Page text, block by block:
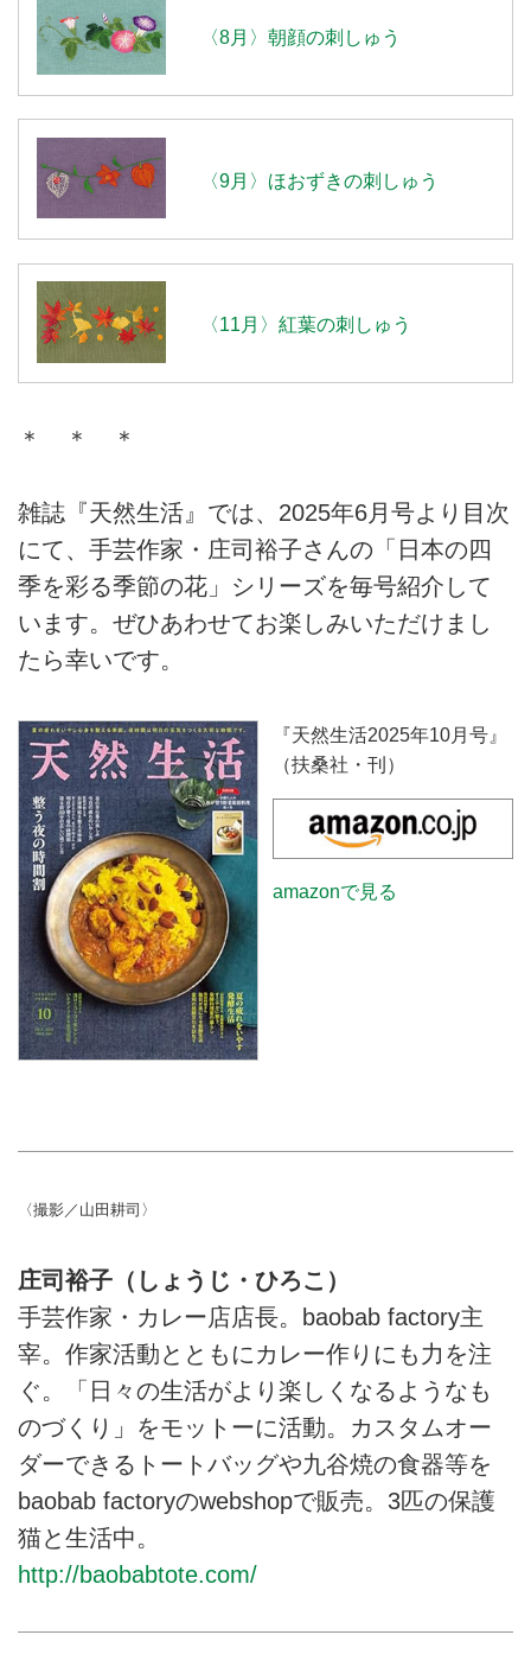
〈8月〉朝顔の刺しゅう
〈9月〉ほおずきの刺しゅう
〈11月〉紅葉の刺しゅう
＊ ＊ ＊
雑誌『天然生活』では、2025年6月号より目次
にて、手芸作家・庄司裕子さんの「日本の四
季を彩る季節の花」シリーズを毎号紹介して
います。ぜひあわせてお楽しみいただけまし
たら幸いです。
『天然生活2025年10月号』
（扶桑社・刊）
amazonで見る
〈撮影／山田耕司〉
庄司裕子（しょうじ・ひろこ）
手芸作家・カレー店店長。baobab factory主
宰。作家活動とともにカレー作りにも力を注
ぐ。「日々の生活がより楽しくなるようなも
のづくり」をモットーに活動。カスタムオー
ダーできるトートバッグや九谷焼の食器等を
baobab factoryのwebshopで販売。3匹の保護
猫と生活中。
http://baobabtote.com/